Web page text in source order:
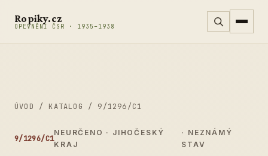
Ropiky.cz
OPEVNĚNÍ ČSR · 1935–1938
ÚVOD / KATALOG / 9/1296/C1
9/1296/C1
NEURČENO · JIHOČESKÝ
KRAJ
· NEZNÁMÝ
STAV